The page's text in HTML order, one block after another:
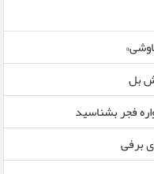
بل
فجر بشناسید
برفی